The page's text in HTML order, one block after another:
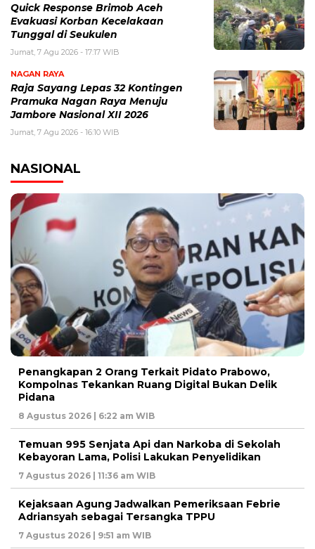
Quick Response Brimob Aceh
Evakuasi Korban Kecelakaan
Tunggal di Seukulen
Jumat, 7 Agu 2026 - 17:17 WIB
NAGAN RAYA
Raja Sayang Lepas 32 Kontingen
Pramuka Nagan Raya Menuju
Jambore Nasional XII 2026
Jumat, 7 Agu 2026 - 16:10 WIB
NASIONAL
Penangkapan 2 Orang Terkait Pidato Prabowo,
Kompolnas Tekankan Ruang Digital Bukan Delik
Pidana
8 Agustus 2026 | 6:22 am WIB
Temuan 995 Senjata Api dan Narkoba di Sekolah
Kebayoran Lama, Polisi Lakukan Penyelidikan
7 Agustus 2026 | 11:36 am WIB
Kejaksaan Agung Jadwalkan Pemeriksaan Febrie
Adriansyah sebagai Tersangka TPPU
7 Agustus 2026 | 9:51 am WIB